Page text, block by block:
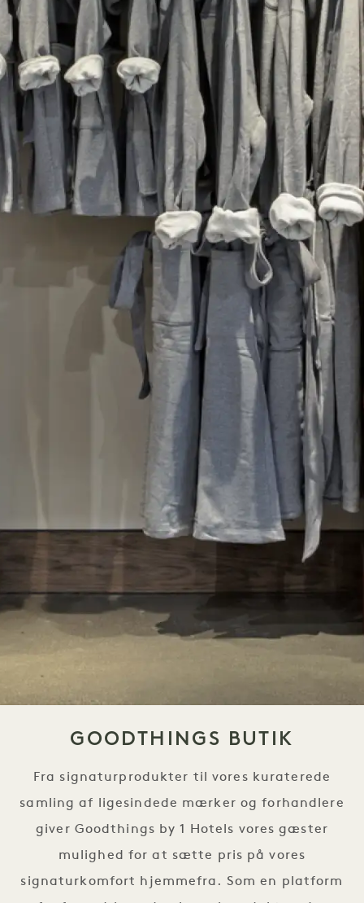
GOODTHINGS BUTIK
Fra signaturprodukter til vores kuraterede
samling af ligesindede mærker og forhandlere
giver Goodthings by 1 Hotels vores gæster
mulighed for at sætte pris på vores
signaturkomfort hjemmefra. Som en platform